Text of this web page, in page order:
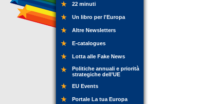
22 minuti
Un libro per l'Europa
Altre Newsletters
E-catalogues
Lotta alle Fake News
Politiche annuali e priorità
strategiche dell’UE
EU Events
Portale La tua Europa